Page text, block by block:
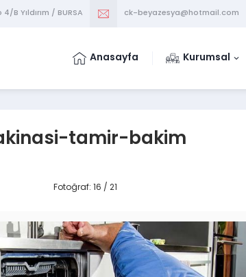
B Yıldırım / BURSA ck-beyazesya@hotmail.com
Anasayfa Kurumsal
tamir-bakim
Fotoğraf: 16 / 21